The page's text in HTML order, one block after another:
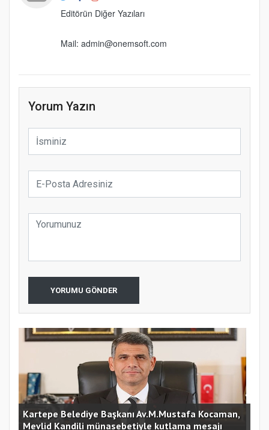
Editörün Diğer Yazıları
Mail: admin@onemsoft.com
Yorum Yazın
YORUMU GÖNDER
Kartepe Belediye Başkanı Av.M.Mustafa Kocaman,
Mevlid Kandili münasebetiyle kutlama mesajı